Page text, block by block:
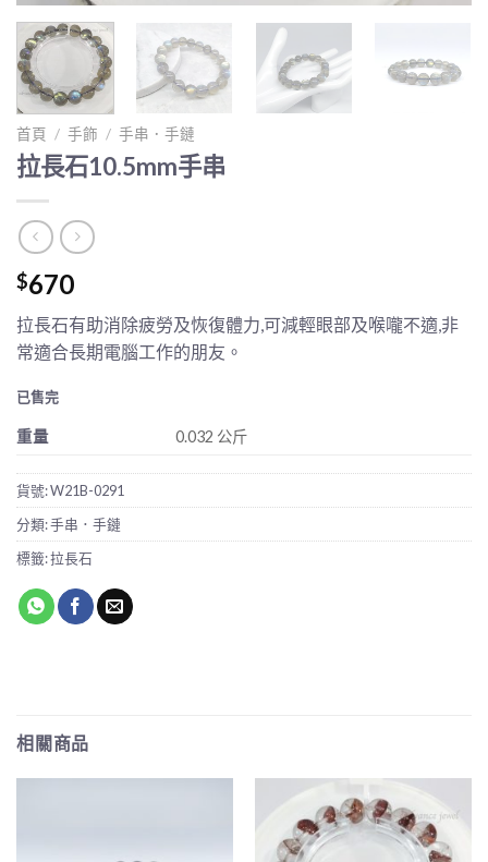
首頁 / 手飾 / 手串．手鏈
拉長石10.5mm手串
$670
拉長石有助消除疲勞及恢復體力,可減輕眼部及喉嚨不適,非
常適合長期電腦工作的朋友。
已售完
重量 0.032 公斤
貨號:W21B-0291
分類:手串．手鏈
標籤:拉長石
相關商品